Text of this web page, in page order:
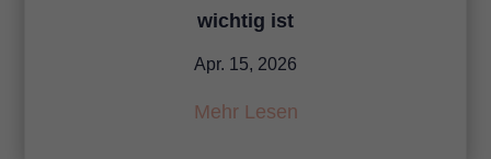
wichtig ist
Apr. 15, 2026
Mehr Lesen